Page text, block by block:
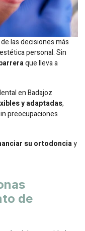
las decisiones más
personal. Sin
que lleva a
en Badajoz
y adaptadas,
preocupaciones
su ortodonciay
de